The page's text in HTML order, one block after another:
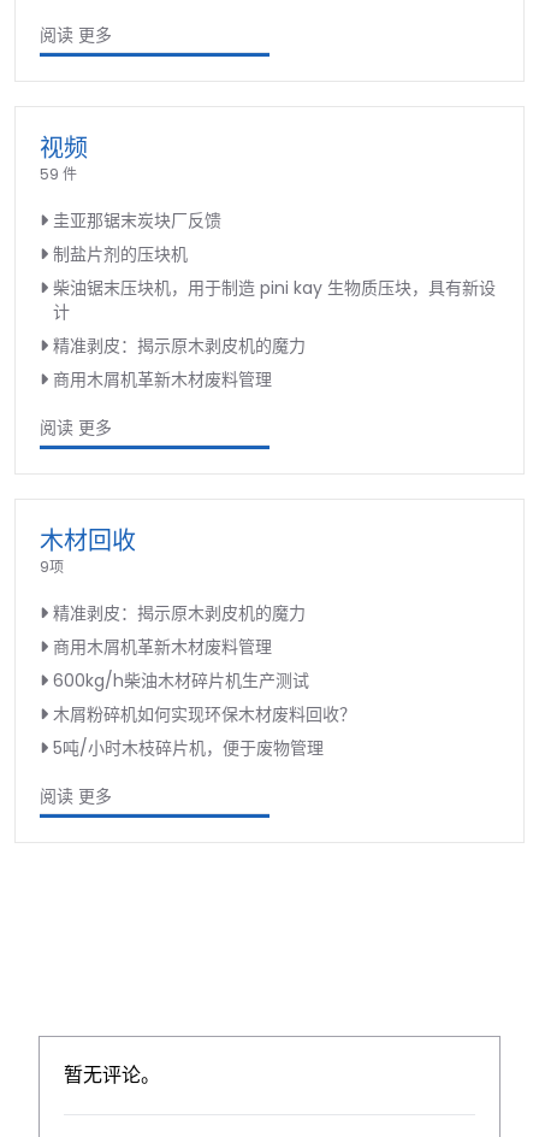
阅读 更多
视频
59 件
圭亚那锯末炭块厂反馈
制盐片剂的压块机
柴油锯末压块机，用于制造 pini kay 生物质压块，具有新设
计
精准剥皮：揭示原木剥皮机的魔力
商用木屑机革新木材废料管理
阅读 更多
木材回收
9项
精准剥皮：揭示原木剥皮机的魔力
商用木屑机革新木材废料管理
600kg/h柴油木材碎片机生产测试
木屑粉碎机如何实现环保木材废料回收？
5吨/小时木枝碎片机，便于废物管理
阅读 更多
暂无评论。